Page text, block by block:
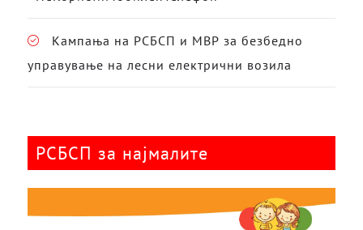
Кампања на РСБСП и МВР за безбедно
управување на лесни електрични возила
РСБСП за најмалите